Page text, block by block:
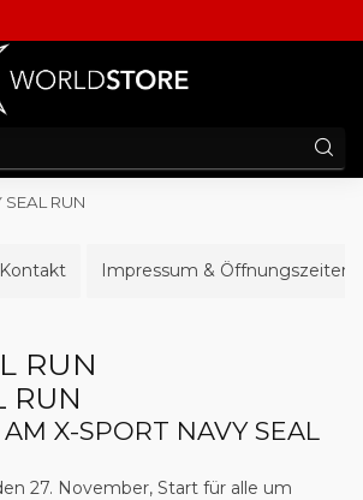
SEAL RUN
Kontakt Impressum & Öffnungszeiten
RUN
RUN
X-SPORT NAVY SEAL
27. November, Start für alle um